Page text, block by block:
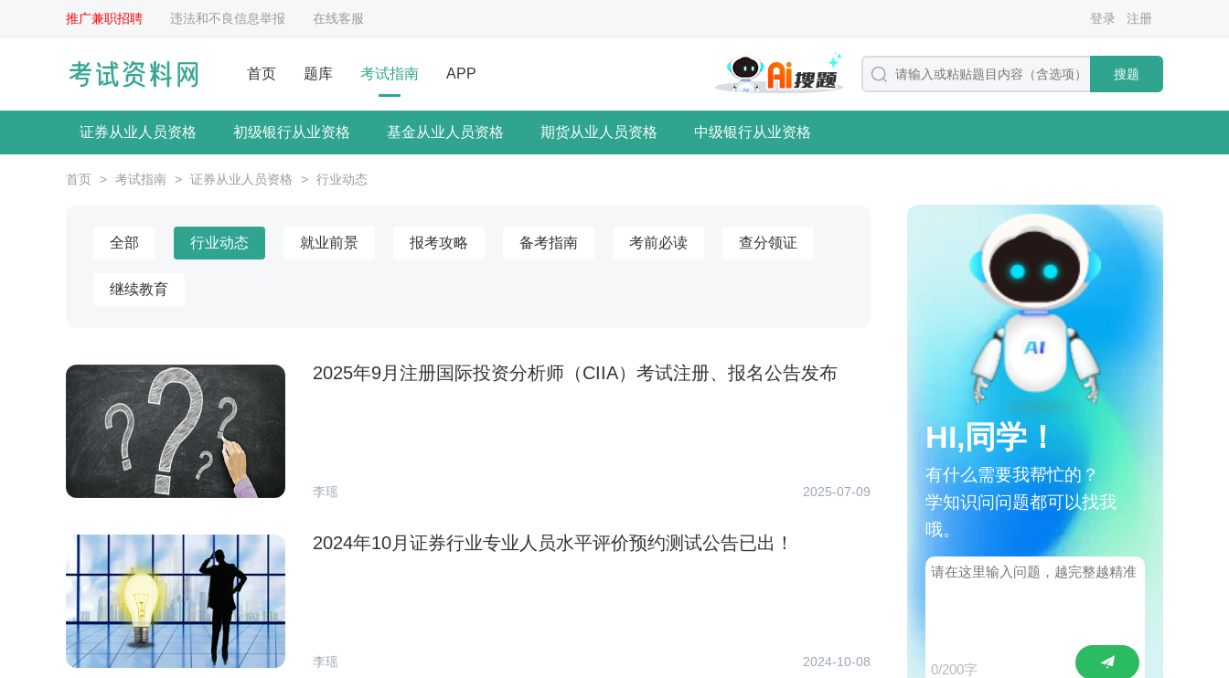
推广兼职招聘 违法和不良信息举报 在线客服 登录 注册
首页 题库 考试指南 APP 搜题
证券从业人员资格 初级银行从业资格 基金从业人员资格 期货从业人员资格 中级银行从业资格
首页 > 考试指南 > 证券从业人员资格 > 行业动态
全部 行业动态 就业前景 报考攻略 备考指南 考前必读 查分领证
继续教育
2025年9月注册国际投资分析师（CIIA）考试注册、报名公告发布
李瑶 2025-07-09
2024年10月证券行业专业人员水平评价预约测试公告已出！
李瑶 2024-10-08
HI,同学！
有什么需要我帮忙的？
学知识问问题都可以找我
哦。
0/200字